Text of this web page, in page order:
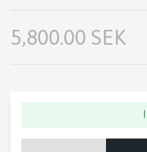
5,800.00 SEK